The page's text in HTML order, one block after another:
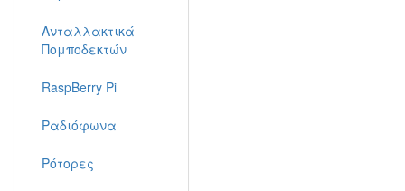
Ανταλλακτικά
Πομποδεκτών
RaspBerry Pi
Ραδιόφωνα
Ρότορες